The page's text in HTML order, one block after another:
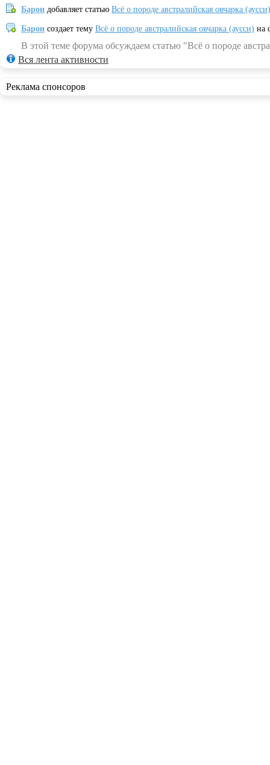
Барон добавляет статью Всё о породе австралийская овчарка (аусси)
Барон создает тему Всё о породе австралийская овчарка (аусси) на
В этой теме форума обсуждаем статью "Всё о породе
Вся лента активности
Реклама спонсоров